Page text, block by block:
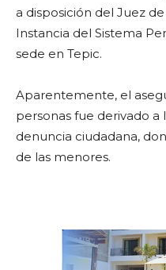
a disposición del Juez
Instancia del Sistema
sede en Tepic.
Aparentemente, el
personas fue derivado a
denuncia ciudadana,
de las menores.